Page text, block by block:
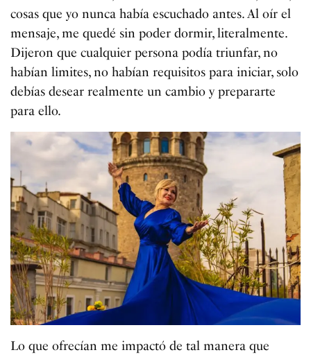
cosas que yo nunca había escuchado antes. Al oír el
mensaje, me quedé sin poder dormir, literalmente.
Dijeron que cualquier persona podía triunfar, no
habían limites, no habían requisitos para iniciar, solo
debías desear realmente un cambio y prepararte
para ello.
Lo que ofrecían me impactó de tal manera que